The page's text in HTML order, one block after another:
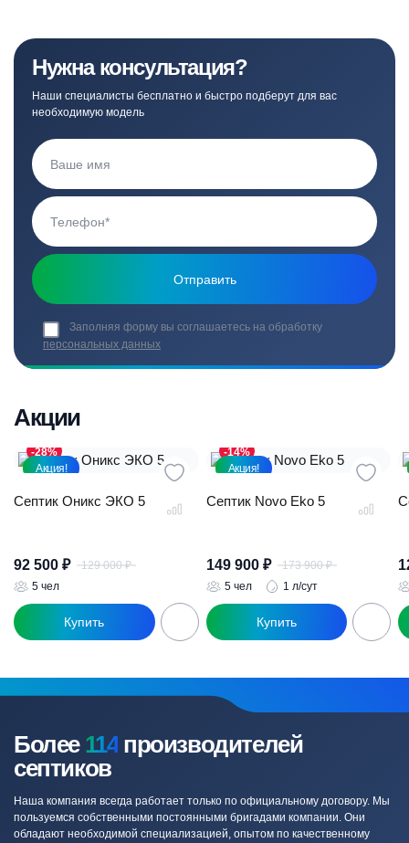
Нужна консультация?
Наши специалисты бесплатно и быстро подберут для вас
необходимую модель
Заполняя форму вы соглашаетесь на обработку
персональных данных
Акции
Акция!
-28%
Септик Оникс ЭКО 5
129 000₽
Первоначальная
129
000 ₽.
92 500 ₽
500 ₽.
5 чел
Акция!
-14%
Септик Novo Eko 5
173 900₽
173
900 ₽.
149 900 ₽
900 ₽.
5 чел 1 л/сут
Более 114 производителей
септиков
Наша компания всегда работает только по официальному договору. Мы
пользуемся собственными постоянными бригадами компании. Они
обладают необходимой специализацией, опытом по качественному